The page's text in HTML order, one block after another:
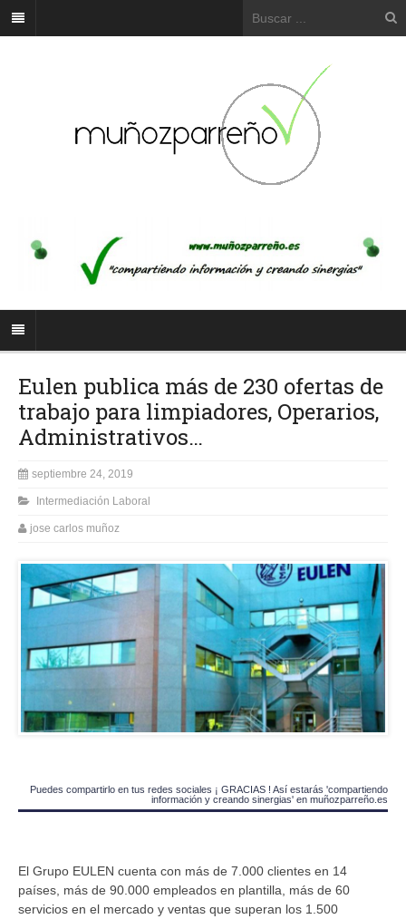
Eulen publica más de 230 ofertas de
trabajo para limpiadores, Operarios,
Administrativos…
septiembre 24, 2019
Intermediación Laboral
jose carlos muñoz
Puedes compartirlo en tus redes sociales ¡ GRACIAS ! Así estarás 'compartiendo
información y creando sinergias' en muñozparreño.es
El Grupo EULEN cuenta con más de 7.000 clientes en 14
países, más de 90.000 empleados en plantilla, más de 60
servicios en el mercado y ventas que superan los 1.500